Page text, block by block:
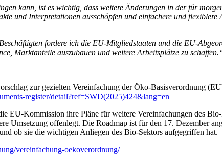
kann, ist es wichtig, dass weitere Änderungen in der für
und Interpretationen ausschöpfen und einfachere und
fordere ich die EU-Mitgliedstaaten und die EU-
Marktanteile auszubauen und weitere Arbeitsplätze zu
zur gezielten Vereinfachung der Öko-Basisverordnung
register/detail?ref=SWD(2025)424&lang=en
EU-Kommission ihre Pläne für weitere Vereinfachungen des
Umsetzung offenlegt. Die Roadmap ist für den 17. Dezember
ob sie die wichtigen Anliegen des Bio-Sektors aufgegriffen hat.
vereinfachung-oekoverordnung/